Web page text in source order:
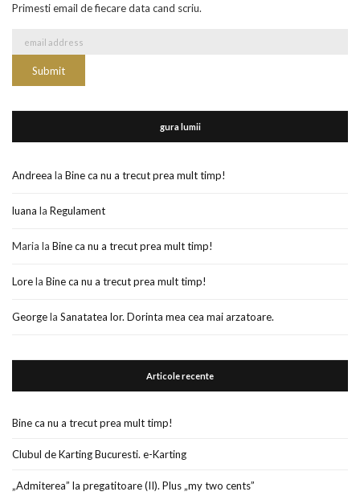
Primesti email de fiecare data cand scriu.
gura lumii
Andreea la Bine ca nu a trecut prea mult timp!
luana la Regulament
Maria la Bine ca nu a trecut prea mult timp!
Lorela Bine ca nu a trecut prea mult timp!
Georgela Sanatatea lor. Dorinta mea cea mai arzatoare.
Articole recente
Bine ca nu a trecut prea mult timp!
Clubul de Karting Bucuresti. e-Karting
„Admiterea” la pregatitoare (II). Plus „my two cents”